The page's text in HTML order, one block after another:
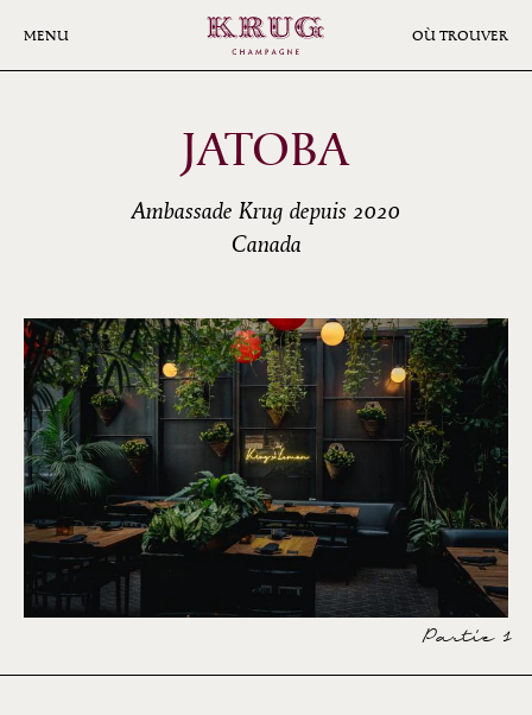
MENU OÙ TROUVER
JATOBA
Ambassade Krug depuis 2020
Canada
Partie 1